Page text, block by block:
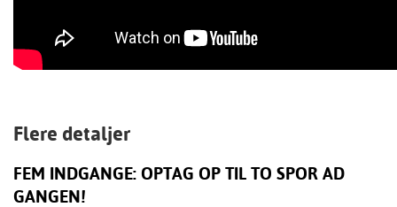
Flere detaljer
FEM INDGANGE: OPTAG OP TIL TO SPOR AD
GANGEN!